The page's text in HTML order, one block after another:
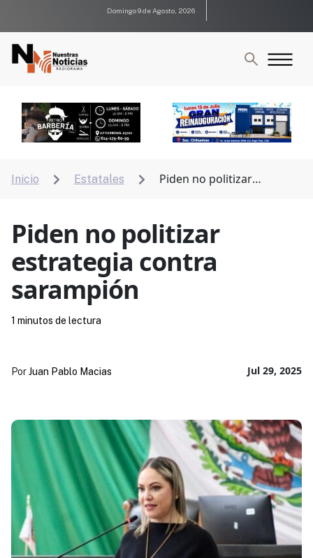
Domingo 9 de Agosto, 2026
Inicio  Estatales 
Piden no politizar
Piden no politizar
estrategia contra
sarampión
Jul 29, 2025
PorJuan Pablo Macias
1 minutos de lectura